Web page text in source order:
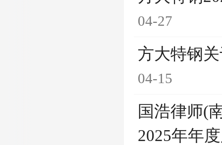
04-27
方大特钢
04-15
国浩律师(
2025年年